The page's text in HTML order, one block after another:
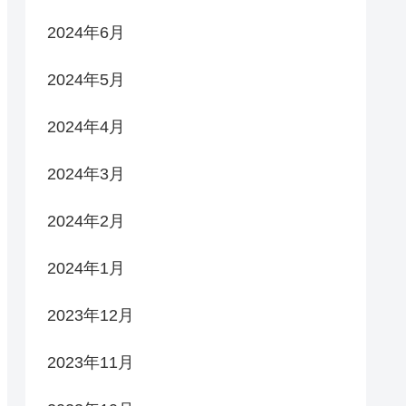
2024年6月
2024年5月
2024年4月
2024年3月
2024年2月
2024年1月
2023年12月
2023年11月